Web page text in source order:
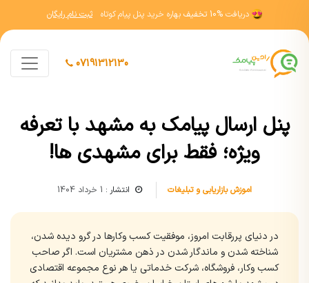
دریافت 10% تخفیف بهاره خرید پنل پیام کوتاه ثبت نام رایگان
07191312130
پنل ارسال پیامک به مشهد با تعرفه
ویژه؛ فقط برای مشهدی ها!
اموزش بازاریابی و تبلیغات انتشار : 1 خرداد 1404
در دنیای پررقابت امروز، موفقیت کسب وکارها در گرو دیده شدن،
شناخته شدن و ماندگار شدن در ذهن مشتریان است. اگر صاحب
کسب وکار، فروشگاه، شرکت خدماتی یا هر نوع مجموعه اقتصادی